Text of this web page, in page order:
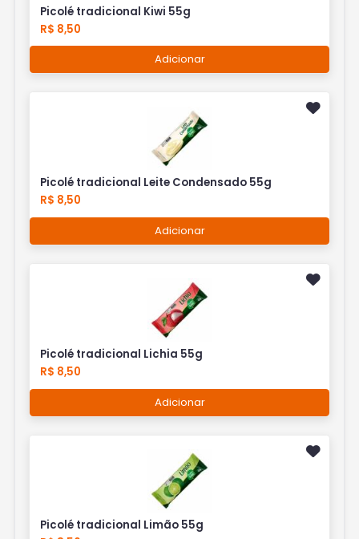
Picolé tradicional Kiwi 55g
R$ 8,50
Adicionar
Picolé tradicional Leite Condensado 55g
R$ 8,50
Adicionar
Picolé tradicional Lichia 55g
R$ 8,50
Adicionar
Picolé tradicional Limão 55g